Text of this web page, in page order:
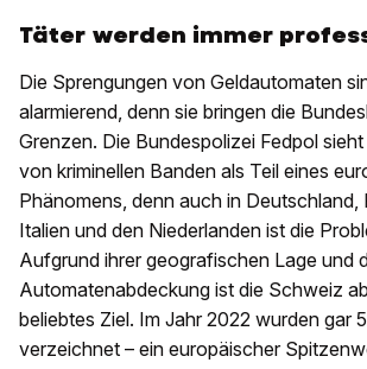
Täter werden immer
Die Sprengungen von Geldautomaten
alarmierend, denn sie bringen die
Grenzen. Die Bundespolizei Fedpol
von kriminellen Banden als Teil eines
Phänomens, denn auch in Deutschland,
Italien und den Niederlanden ist die
Aufgrund ihrer geografischen Lage und
Automatenabdeckung ist die Schweiz
beliebtes Ziel. Im Jahr 2022 wurden gar
verzeichnet – ein europäischer